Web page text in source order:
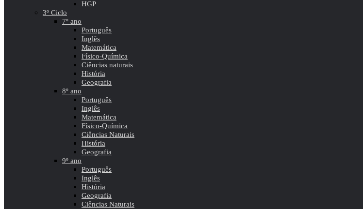
HGP
3º Ciclo
7º ano
Português
Inglês
Matemática
Físico-Química
Ciências naturais
História
Geografia
8º ano
Português
Inglês
Matemática
Físico-Química
Ciências Naturais
História
Geografia
9º ano
Português
Inglês
História
Geografia
Ciências Naturais